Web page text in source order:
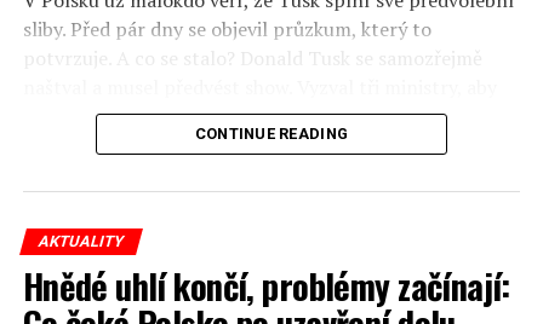
umožní Evropské unii obnovit konkurenceschopnost ve
vztahu ke globálním ekonomikám a nutnosti zajistit
sliby. Před pár dny se objevil průzkum, který to
potvrzuje. A co se stalo? Donald Tusk se samozřejmě
před kamerami podepsali dohodu o stíhání členů PiS, a
ti poslušně ono divadlo předvedli. Andrzej Domański
„koordinace činností jimi podřízených služeb
zaměřených na odhalování, zajišťování a vymáhání
majetku dlužného státní pokladně“.
CONTINUE READING
AKTUALITY
Hnědé uhlí končí, problémy začínají: